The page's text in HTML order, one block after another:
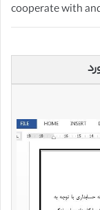
cooperate with